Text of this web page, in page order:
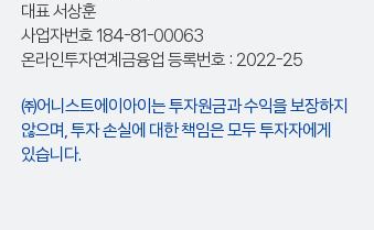
대표 서상훈
사업자번호 184-81-00063
온라인투자연계금융업 등록번호 : 2022-25
㈜어니스트에이아이는 투자원금과 수익을 보장하지
않으며, 투자 손실에 대한 책임은 모두 투자자에게
있습니다.